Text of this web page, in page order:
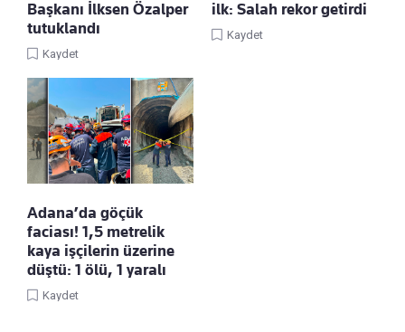
Başkanı İlksen Özalper
tutuklandı
Kaydet
ilk: Salah rekor getirdi
Kaydet
Adana’da göçük
faciası! 1,5 metrelik
kaya işçilerin üzerine
düştü: 1 ölü, 1 yaralı
Kaydet